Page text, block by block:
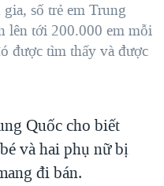
THẮNG CUỘC'
NAM
VIỆT NAM
số trẻ em Trung
lên tới 200.000 em mỗi
được tìm thấy và được
Quốc cho biết
và hai phụ nữ bị
đi bán.